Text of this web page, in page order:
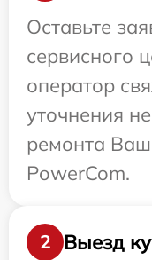
Оставьте
сервисного
оператор
уточнения
ремонта
PowerCom.
2 Выезд